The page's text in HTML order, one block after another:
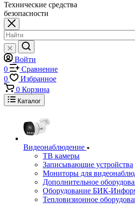
Технические средства
безопасности
Войти
0
Сравнение
0
Избранное
0 Корзина
Каталог
Видеонаблюдение
ТВ камеры
Записывающие устройства
Мониторы для
Дополнительное
Оборудование БИК-
Тепловизионное